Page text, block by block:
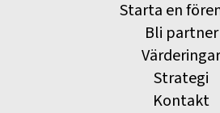
Starta en
Bli partner
Värderingar
Strategi
Kontakt